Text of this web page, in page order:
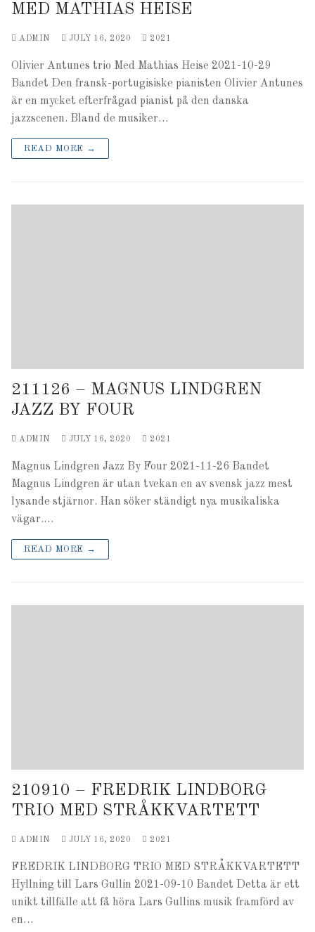
MED MATHIAS HEISE
ADMIN JULY 16, 2020 2021
Olivier Antunes trio Med Mathias Heise 2021-10-29
Bandet Den fransk-portugisiske pianisten Olivier Antunes
är en mycket efterfrågad pianist på den danska
jazzscenen. Bland de musiker…
READ MORE →
211126 – MAGNUS LINDGREN
JAZZ BY FOUR
ADMIN JULY 16, 2020 2021
Magnus Lindgren Jazz By Four 2021-11-26 Bandet
Magnus Lindgren är utan tvekan en av svensk jazz mest
lysande stjärnor. Han söker ständigt nya musikaliska
vägar.…
READ MORE →
210910 – FREDRIK LINDBORG
TRIO MED STRÅKKVARTETT
ADMIN JULY 16, 2020 2021
FREDRIK LINDBORG TRIO MED STRÅKKVARTETT
Hyllning till Lars Gullin 2021-09-10 Bandet Detta är ett
unikt tillfälle att få höra Lars Gullins musik framförd av
en…